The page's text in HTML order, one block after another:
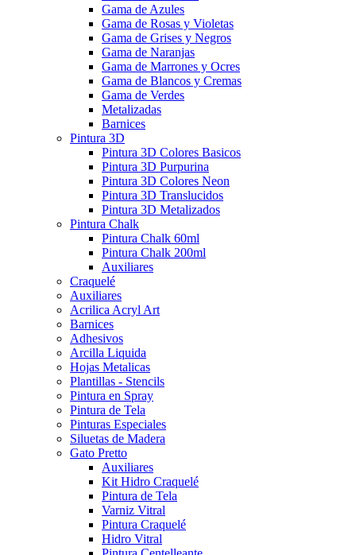
Gama de Azules
Gama de Rosas y Violetas
Gama de Grises y Negros
Gama de Naranjas
Gama de Marrones y Ocres
Gama de Blancos y Cremas
Gama de Verdes
Metalizadas
Barnices
Pintura 3D
Pintura 3D Colores Basicos
Pintura 3D Purpurina
Pintura 3D Colores Neon
Pintura 3D Translucidos
Pintura 3D Metalizados
Pintura Chalk
Pintura Chalk 60ml
Pintura Chalk 200ml
Auxiliares
Craquelé
Auxiliares
Acrilica Acryl Art
Barnices
Adhesivos
Arcilla Liquida
Hojas Metalicas
Plantillas - Stencils
Pintura en Spray
Pintura de Tela
Pinturas Especiales
Siluetas de Madera
Gato Pretto
Auxiliares
Kit Hidro Craquelé
Pintura de Tela
Varniz Vitral
Pintura Craquelé
Hidro Vitral